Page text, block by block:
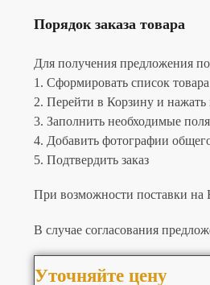
Порядок заказа товара
Для получения предложения
1. Сформировать список
2. Перейти в Корзину и
3. Заполнить необходимые поля
4. Добавить фотографии
5. Подтвердить заказ
При возможности поставки на
В случае согласования
Уточняйте цену